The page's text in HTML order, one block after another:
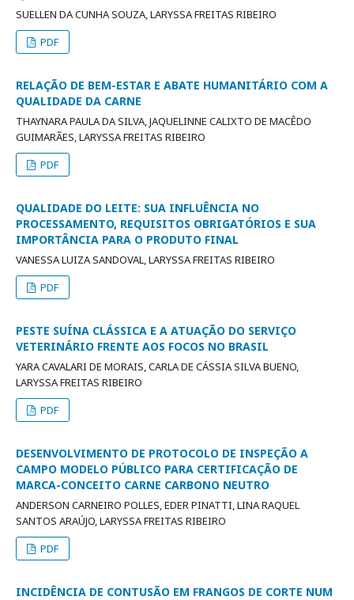
SUELLEN DA CUNHA SOUZA, LARYSSA FREITAS RIBEIRO
PDF
RELAÇÃO DE BEM-ESTAR E ABATE HUMANITÁRIO COM A
QUALIDADE DA CARNE
THAYNARA PAULA DA SILVA, JAQUELINNE CALIXTO DE MACÊDO
GUIMARÃES, LARYSSA FREITAS RIBEIRO
PDF
QUALIDADE DO LEITE: SUA INFLUÊNCIA NO
PROCESSAMENTO, REQUISITOS OBRIGATÓRIOS E SUA
IMPORTÂNCIA PARA O PRODUTO FINAL
VANESSA LUIZA SANDOVAL, LARYSSA FREITAS RIBEIRO
PDF
PESTE SUÍNA CLÁSSICA E A ATUAÇÃO DO SERVIÇO
VETERINÁRIO FRENTE AOS FOCOS NO BRASIL
YARA CAVALARI DE MORAIS, CARLA DE CÁSSIA SILVA BUENO,
LARYSSA FREITAS RIBEIRO
PDF
DESENVOLVIMENTO DE PROTOCOLO DE INSPEÇÃO A
CAMPO MODELO PÚBLICO PARA CERTIFICAÇÃO DE
MARCA-CONCEITO CARNE CARBONO NEUTRO
ANDERSON CARNEIRO POLLES, EDER PINATTI, LINA RAQUEL
SANTOS ARAÚJO, LARYSSA FREITAS RIBEIRO
PDF
INCIDÊNCIA DE CONTUSÃO EM FRANGOS DE CORTE NUM